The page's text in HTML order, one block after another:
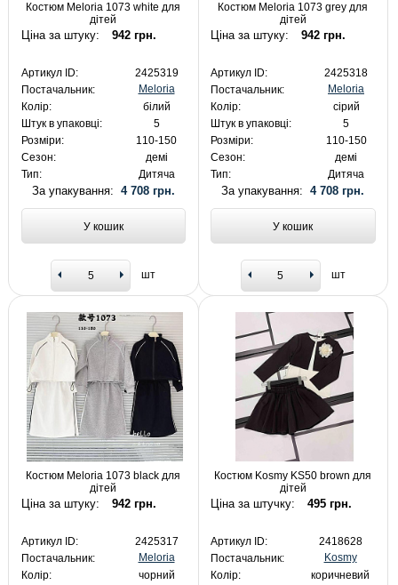
Костюм Meloria 1073 white для
дітей
Ціна за штуку: 942 грн.
Артикул ID:
2425319
Постачальник:
Meloria
Колір:
білий
Штук в упаковці:
5
Розміри:
110-150
Сезон:
демі
Тип:
Дитяча
За упакування: 4 708 грн.
У кошик
шт
Костюм Meloria 1073 grey для
дітей
Ціна за штуку: 942 грн.
Артикул ID:
2425318
Постачальник:
Meloria
Колір:
сірий
Штук в упаковці:
5
Розміри:
110-150
Сезон:
демі
Тип:
Дитяча
За упакування:4 708 грн.
У кошик
шт
Костюм Meloria 1073 black для
дітей
Ціна за штуку: 942 грн.
Артикул ID:
2425317
Постачальник:
Meloria
Колір:
чорний
Костюм Kosmy KS50 brown для
дітей
Ціна за штучку: 495 грн.
Артикул ID:
2418628
Постачальник:
Kosmy
Колір:
коричневий